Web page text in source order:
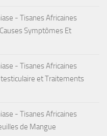
- Tisanes Africaines
Symptômes Et
- Tisanes Africaines
et Traitements
- Tisanes Africaines
de Mangue